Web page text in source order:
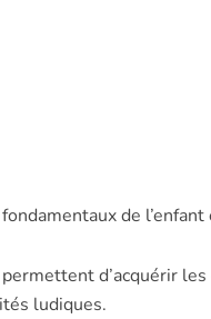
de
d’acquérir
ludiques.